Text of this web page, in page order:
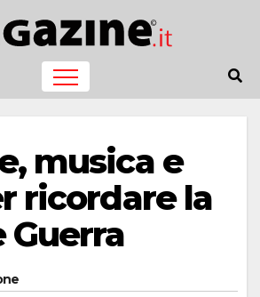
musica e
ricordare la
Guerra